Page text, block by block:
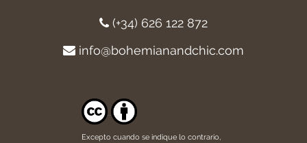
(+34) 626 122 872
info@bohemianandchic.com
Excepto cuando se indique lo contrario,